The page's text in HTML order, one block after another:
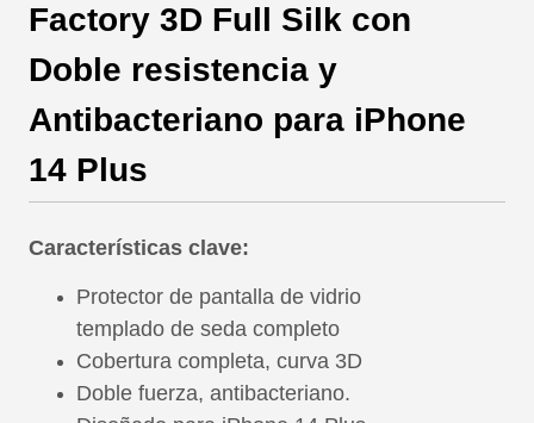
Factory 3D Full Silk con
Doble resistencia y
Antibacteriano para iPhone
14 Plus